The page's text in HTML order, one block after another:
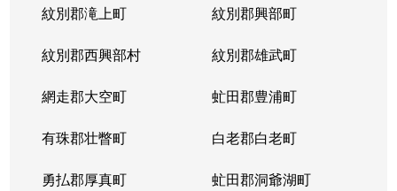
紋別郡滝上町 紋別郡興部町
紋別郡西興部村 紋別郡雄武町
網走郡大空町 虻田郡豊浦町
有珠郡壮瞥町 白老郡白老町
勇払郡厚真町 虻田郡洞爺湖町